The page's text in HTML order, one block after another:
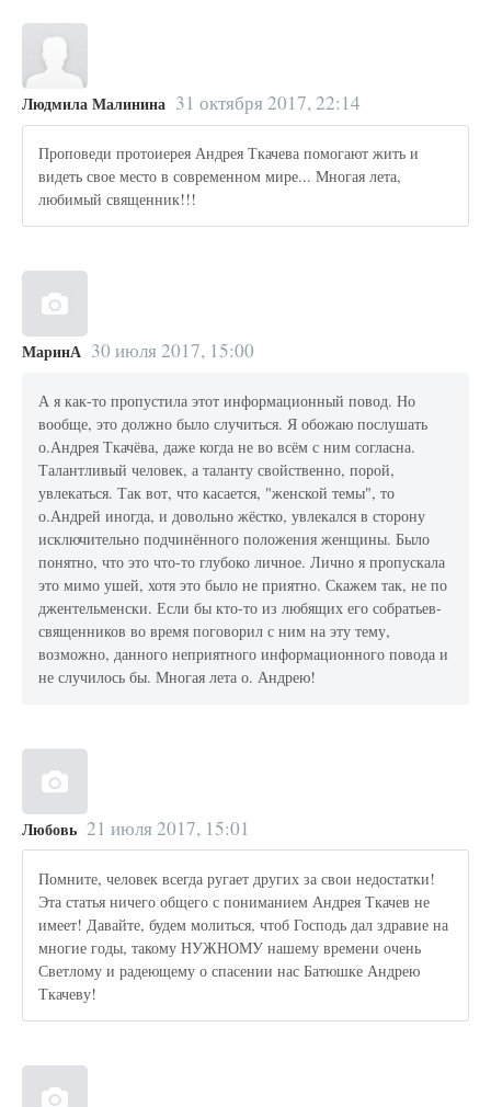
Людмила Малинина 31 октября 2017, 22:14
Проповеди протоиерея Андрея Ткачева помогают жить и
видеть свое место в современном мире... Многая лета,
любимый священник!!!
МаринА 30 июля 2017, 15:00
А я как-то пропустила этот информационный повод. Но
вообще, это должно было случиться. Я обожаю послушать
о.Андрея Ткачёва, даже когда не во всём с ним согласна.
Талантливый человек, а таланту свойственно, порой,
увлекаться. Так вот, что касается, "женской темы", то
о.Андрей иногда, и довольно жёстко, увлекался в сторону
исключительно подчинённого положения женщины. Было
понятно, что это что-то глубоко личное. Лично я пропускала
это мимо ушей, хотя это было не приятно. Скажем так, не по
джентельменски. Если бы кто-то из любящих его собратьев-
священников во время поговорил с ним на эту тему,
возможно, данного неприятного информационного повода и
не случилось бы. Многая лета о. Андрею!
Любовь 21 июля 2017, 15:01
Помните, человек всегда ругает других за свои недостатки!
Эта статья ничего общего с пониманием Андрея Ткачев не
имеет! Давайте, будем молиться, чтоб Господь дал здравие на
многие годы, такому НУЖНОМУ нашему времени очень
Светлому и радеющему о спасении нас Батюшке Андрею
Ткачеву!